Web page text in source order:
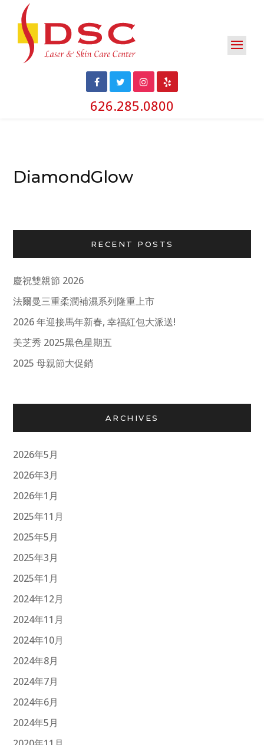
626.285.0800
DiamondGlow
RECENT POSTS
慶祝雙親節 2026
法爾曼三重柔潤補濕系列隆重上市
2026 年迎接馬年新春, 幸福紅包大派送!
美芝秀 2025黑色星期五
2025 母親節大促銷
ARCHIVES
2026年5月
2026年3月
2026年1月
2025年11月
2025年5月
2025年3月
2025年1月
2024年12月
2024年11月
2024年10月
2024年8月
2024年7月
2024年6月
2024年5月